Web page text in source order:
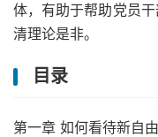
体，有助于帮助党员
清理论是非。
目录
第一章 如何看待新自